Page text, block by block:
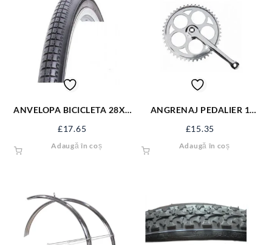
ANVELOPA BICICLETA 28X1
£17.65
Adaugă în coș
ANGRENAJ PEDALIER 1
R50054
£15.35
Adaugă în coș